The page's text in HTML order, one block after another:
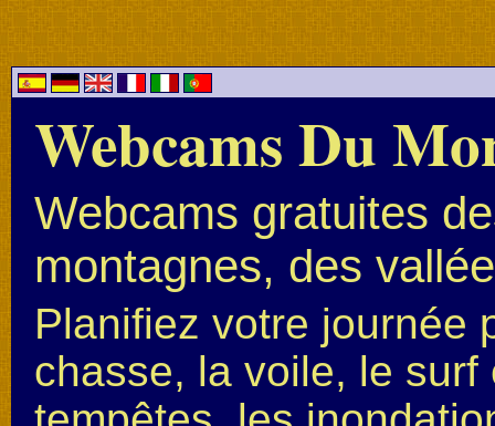
Webcams Du
Webcams gratuites
montagnes, des
Planifiez votre journée
chasse, la voile, le